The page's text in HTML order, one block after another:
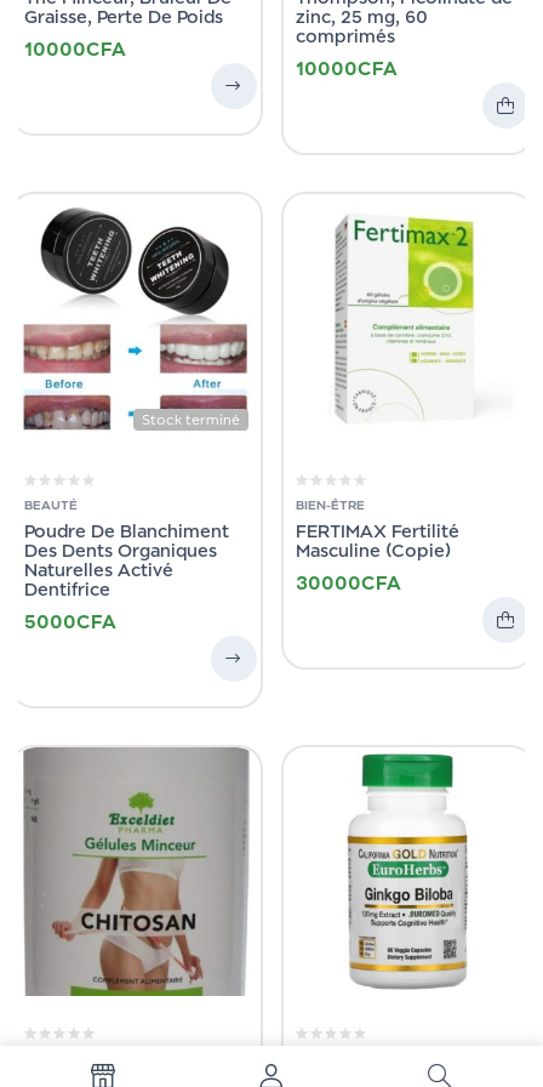
Graisse, Perte De Poids
10000CFA
zinc, 25 mg, 60
comprimés
10000CFA
Stock terminé
BEAUTÉ
Poudre De Blanchiment
Des Dents Organiques
Naturelles Activé
Dentifrice
5000CFA
BIEN-ÊTRE
FERTIMAX Fertilité
Masculine (Copie)
30000CFA